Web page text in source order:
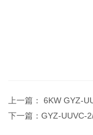
上一篇： 6KW GYZ-
下一篇： GYZ-UUVC-